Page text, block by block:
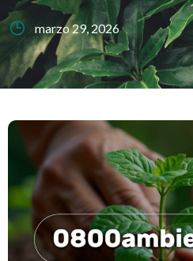
marzo 29, 2026